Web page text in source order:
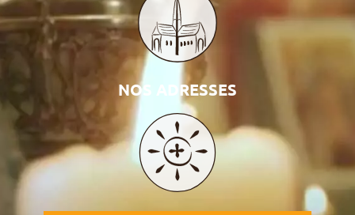
NOS ADRESSES